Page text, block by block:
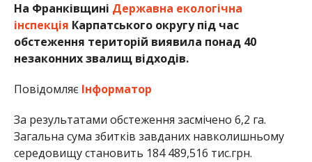
На Франківщині Державна екологічна
інспекція Карпатського округу під час
обстеження територій виявила понад 40
незаконних звалищ відходів.
Повідомляє Інформатор
За результатами обстеження засмічено 6,2 га.
Загальна сума збитків завданих навколишньому
середовищу становить 184 489,516 тис.грн.